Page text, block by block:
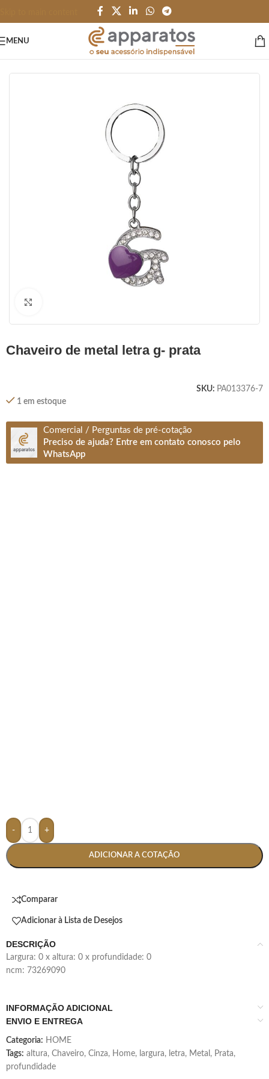
MENU
chaveiro de metal letra g- prata
SKU: PA013376-7
1 em estoque
Comercial / Perguntas de pré-cotação
Preciso de ajuda? Entre em contato conosco pelo
WhatsApp
- +
ADICIONAR A COTAÇÃO
Comparar
Adicionar à Lista de Desejos
DESCRIÇÃO
largura: 0 x altura: 0 x profundidade: 0
ncm: 73269090
INFORMAÇÃO ADICIONAL
ENVIO E ENTREGA
Categoria: HOME
Tags: altura, Chaveiro, Cinza, Home, largura, letra, Metal , Prata,
profundidade